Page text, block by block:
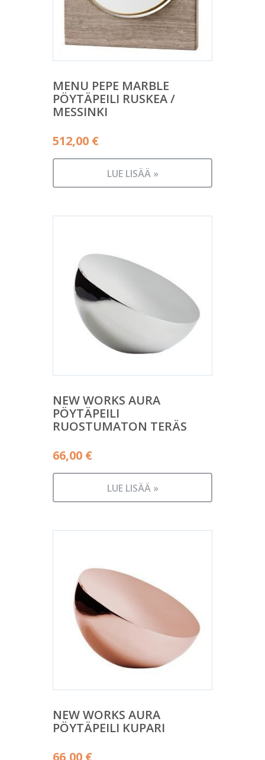
MENU PEPE MARBLE
PÖYTÄPEILI RUSKEA /
MESSINKI
512,00 €
LUE LISÄÄ »
NEW WORKS AURA
PÖYTÄPEILI
RUOSTUMATON TERÄS
66,00 €
LUE LISÄÄ »
NEW WORKS AURA
PÖYTÄPEILI KUPARI
66,00 €